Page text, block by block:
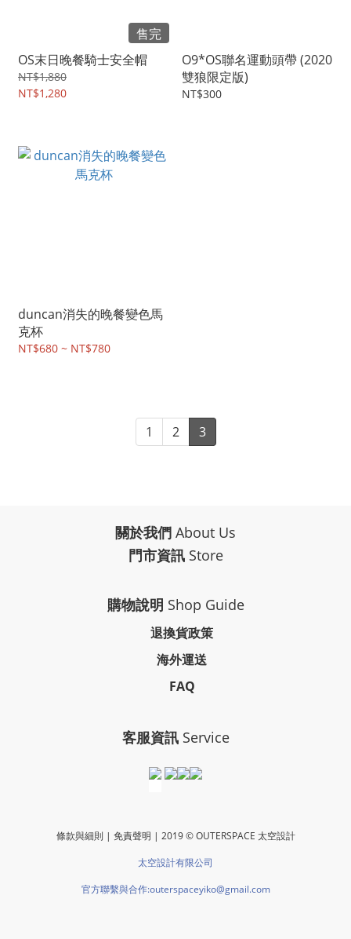
售完
OS末日晚餐騎士安全帽
NT$1,880
NT$1,280
O9*OS聯名運動頭帶 (2020
雙狼限定版)
NT$300
duncan消失的晚餐變色馬
克杯
NT$680 ~ NT$780
1 2 3
關於我們 About Us
門市資訊 Store
購物說明 Shop Guide
退換貨政策
海外運送
FAQ
客服資訊 Service
條款與細則 | 免責聲明 | 2019 © OUTERSPACE 太空設計
太空設計有限公司
官方聯繫與合作:outerspaceyiko@gmail.com